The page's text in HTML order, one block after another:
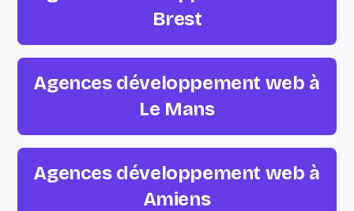
Brest
Agences développement web à
Le Mans
Agences développement web à
Amiens